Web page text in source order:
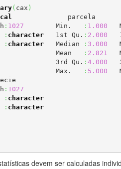
( cax )
parcela
: 1027
        Min.
: 1.000
: character
   1st Qu.
: 2.000
: character
   Median
: 3.000
                    Mean
: 2.821
                    3rd Qu.
: 4.000
                    Max.
: 5.000
: 1027
: character
: character
devem ser calculadas